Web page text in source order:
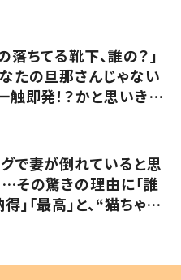
落ちてる靴下、誰の？」
たの旦那さんじゃない
触即発！？かと思いき
で妻が倒れていると思
その驚きの理由に「誰
」「最高」と、“猫ちゃん